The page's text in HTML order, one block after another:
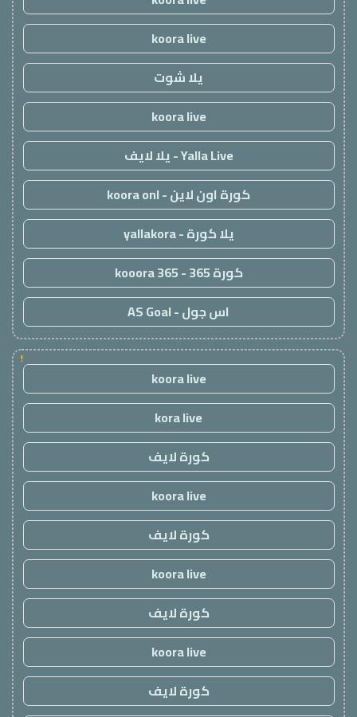
koora live
يلا شوت
koora live
Yalla Live - يلا لايف
كورة اون لاين - koora onl
يلا كورة - yallakora
كورة 365 - kooora 365
اس جول - AS Goal
!
koora live
kora live
كورة لايف
koora live
كورة لايف
koora live
كورة لايف
koora live
كورة لايف